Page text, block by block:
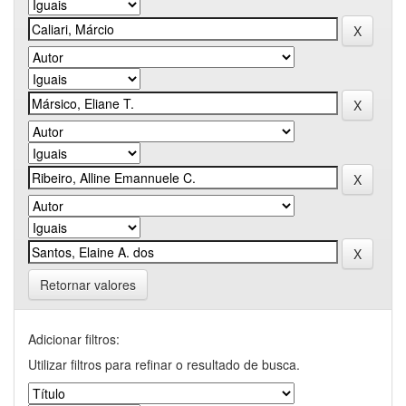
Retornar valores
Adicionar filtros:
Utilizar filtros para refinar o resultado de busca.